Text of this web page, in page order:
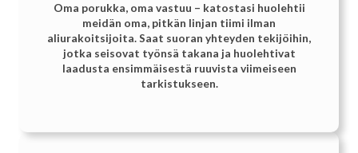
Oma porukka, oma vastuu – katostasi huolehtii
meidän oma, pitkän linjan tiimi ilman
aliurakoitsijoita. Saat suoran yhteyden tekijöihin,
jotka seisovat työnsä takana ja huolehtivat
laadusta ensimmäisestä ruuvista viimeiseen
tarkistukseen.